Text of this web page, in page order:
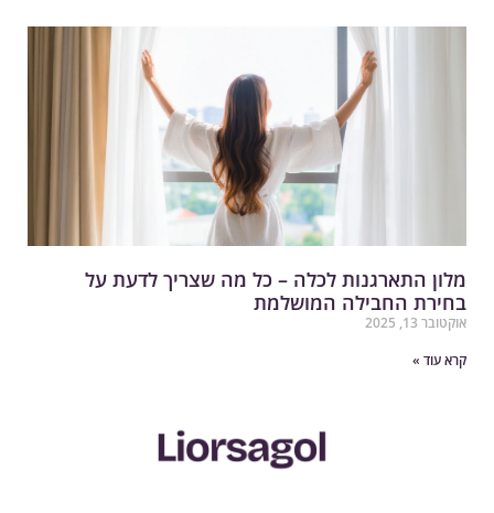
התארגנות לכלה – כל מה שצריך לדעת על
החבילה המושלמת
13, 2025
עוד »